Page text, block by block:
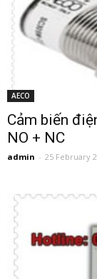
AECO
Cảm biến
NO + NC
admin - 25 February